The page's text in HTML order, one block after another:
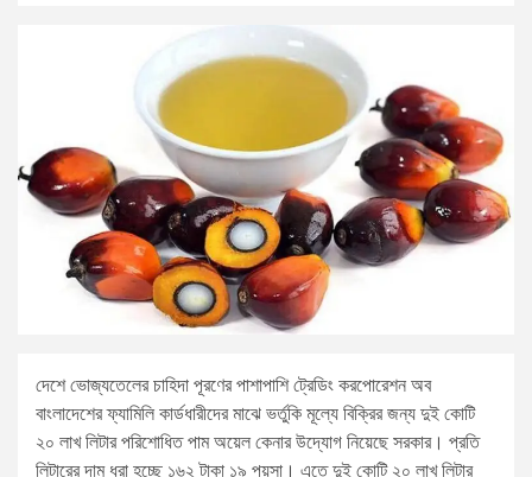
দেশে ভোজ্যতেলের চাহিদা পূরণের পাশাপাশি ট্রেডিং করপোরেশন অব
বাংলাদেশের ফ্যামিলি কার্ডধারীদের মাঝে ভর্তুকি মূল্যে বিক্রির জন্য দুই কোটি
২০ লাখ লিটার পরিশোধিত পাম অয়েল কেনার উদ্যোগ নিয়েছে সরকার। প্রতি
লিটারের দাম ধরা হচ্ছে ১৬২ টাকা ১৯ পয়সা। এতে দুই কোটি ২০ লাখ লিটার